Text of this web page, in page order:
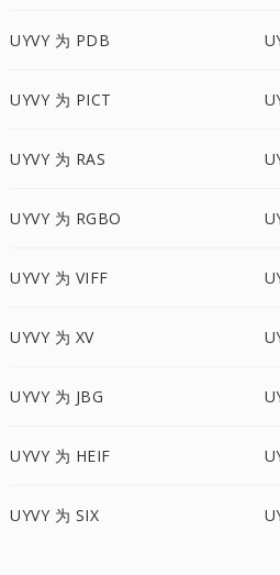
UYVY 为 PDB
UYVY 为 PICT
UYVY 为 RAS
UYVY 为 RGBO
UYVY 为 VIFF
UYVY 为 XV
UYVY 为 JBG
UYVY 为 HEIF
UYVY 为 SIX